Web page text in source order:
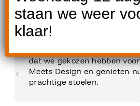
Een betrouwbaar en prettig
dat we gekozen hebben
Meets Design en genieten
prachtige stoelen.
staan we weer
klaar!